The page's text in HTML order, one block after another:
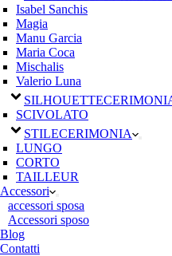
Isabel Sanchis
Magia
Manu Garcia
Maria Coca
Mischalis
Valerio Luna
SILHOUETTE
SCIVOLATO
STILECERIMONIA
LUNGO
CORTO
TAILLEUR
Accessori
accessori sposa
Accessori sposo
Blog
Contatti